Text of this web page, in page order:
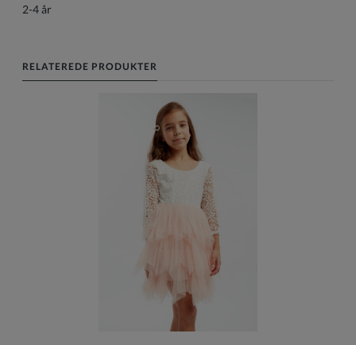
2-4 år
RELATEREDE PRODUKTER